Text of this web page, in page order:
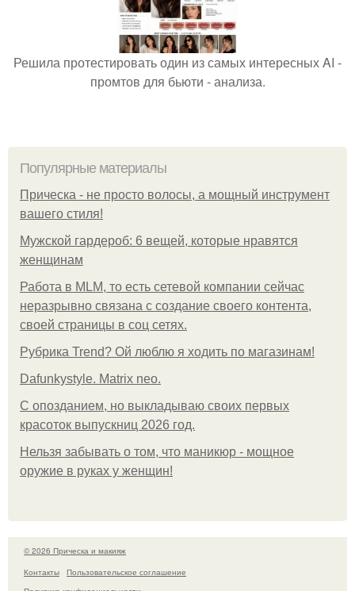
Решила протестировать один из самых интересных AI -
промтов для бьюти - анализа.
Популярные материалы
Прическа - не просто волосы, а мощный инструмент
вашего стиля!
Мужской гардероб: 6 вещей, которые нравятся
женщинам
Работа в MLM, то есть сетевой компании сейчас
неразрывно связана с создание своего контента,
своей страницы в соц сетях.
Рубрика Trend? Ой люблю я ходить по магазинам!
Dafunkystyle. Matrix neo.
С опозданием, но выкладываю своих первых
красоток выпускниц 2026 год.
Нельзя забывать о том, что маникюр - мощное
оружие в руках у женщин!
© 2026 Прическа и макияж
Контакты
Пользовательское соглашение